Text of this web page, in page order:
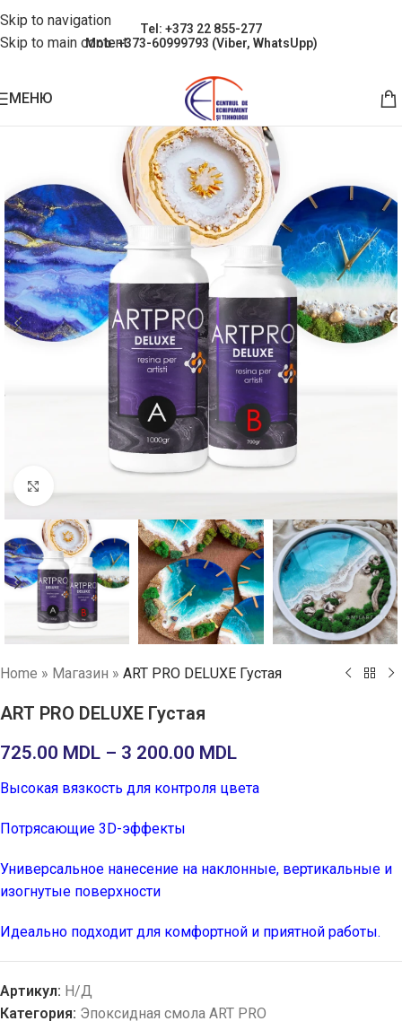
Skip to navigation
Skip to main content
Tel: +373 22 855-277
Mob: +373-60999793 (Viber, WhatsUpp)
МЕНЮ
Home » Магазин » ART PRO DELUXE Густая
ART PRO DELUXE Густая
725.00 MDL – 3 200.00 MDL
Высокая вязкость для контроля цвета
Потрясающие 3D-эффекты
Универсальное нанесение на наклонные, вертикальные и
изогнутые поверхности
Идеально подходит для комфортной и приятной работы.
Артикул: Н/Д
Категория: Эпоксидная смола ART PRO